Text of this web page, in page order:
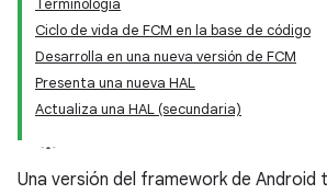
Terminología
Ciclo de vida de FCM en la base de código
Desarrolla en una nueva versión de FCM
Presenta una nueva HAL
Actualiza una HAL (secundaria)
Una versión del framework de Android